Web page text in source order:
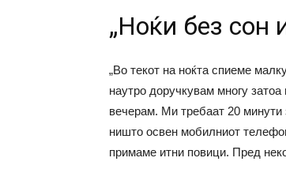
„Ноќи без сон
„Во текот на ноќта спиеме
наутро доручкувам многу
вечерам. Ми требаат 20
ништо освен мобилниот
примаме итни повици. Пред